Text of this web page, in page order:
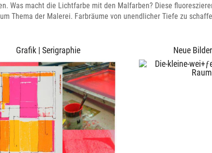
Was macht die Lichtfarbe mit den Malfarben? Diese
Thema der Malerei. Farbräume von unendlicher Tiefe zu
Grafik | Serigraphie Neue